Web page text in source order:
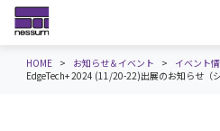
HOME お知らせ＆イベント
イベント
EdgeTech+ 2024 (11/20-22)出展のお知らせ（